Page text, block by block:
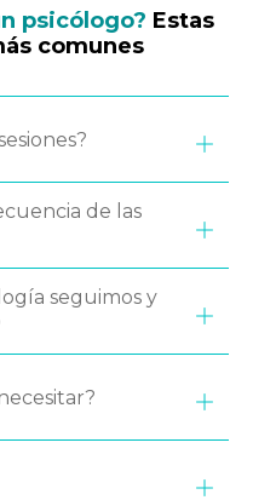
psicólogo? Estas
comunes
de las
seguimos y